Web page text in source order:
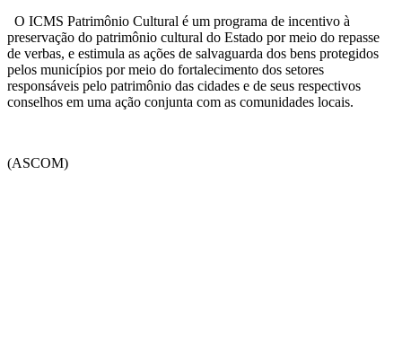
O ICMS Patrimônio Cultural é um programa de incentivo à
preservação do patrimônio cultural do Estado por meio do repasse
de verbas, e estimula as ações de salvaguarda dos bens protegidos
pelos municípios por meio do fortalecimento dos setores
responsáveis pelo patrimônio das cidades e de seus respectivos
conselhos em uma ação conjunta com as comunidades locais.
(ASCOM)